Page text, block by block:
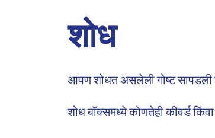
शोध
आपण शोधत असलेली गोष्ट सापडली
शोध बॉक्समध्ये कोणतेही कीवर्ड